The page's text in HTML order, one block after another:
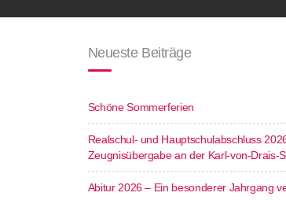
Neueste Beiträge
Schöne Sommerferien
Realschul- und Hauptschulabschluss
Zeugnisübergabe an der Karl-von-Drais-
Abitur 2026 – Ein besonderer Jahrgang